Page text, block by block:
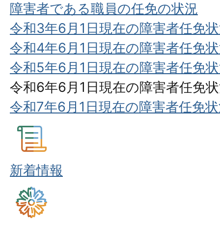
障害者である職員の任免の状況
令和3年6月1日現在の障害者任免
令和4年6月1日現在の障害者任免
令和5年6月1日現在の障害者任免
令和6年6月1日現在の障害者任免
令和7年6月1日現在の障害者任免
新着情報